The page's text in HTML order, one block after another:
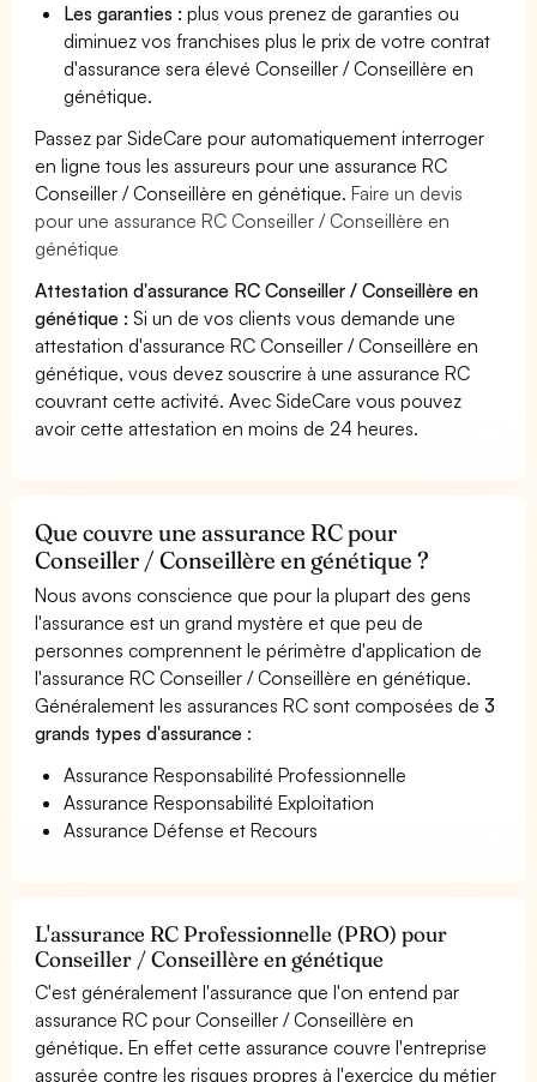
Les garanties :plus vous prenez de garanties ou
diminuez vos franchises plus le prix de votre contrat
d'assurance sera élevé Conseiller / Conseillère en
génétique.
Passez par SideCare pour automatiquement interroger
en ligne tous les assureurs pour une assurance RC
Conseiller / Conseillère en génétique.Faire un devis
pour une assurance RC Conseiller / Conseillère en
génétique
Attestation d'assurance RC Conseiller / Conseillère en
génétique : Si un de vos clients vous demande une
attestation d'assurance RC Conseiller / Conseillère en
génétique, vous devez souscrire à une assurance RC
couvrant cette activité. Avec SideCare vous pouvez
avoir cette attestation en moins de 24 heures.
Que couvre une assurance RC pour
Conseiller / Conseillère en génétique ?
Nous avons conscience que pour la plupart des gens
l'assurance est un grand mystère et que peu de
personnes comprennent le périmètre d'application de
l'assurance RC Conseiller / Conseillère en génétique.
Généralement les assurances RC sont composées de3
grands types d'assurance :
Assurance Responsabilité Professionnelle
Assurance Responsabilité Exploitation
Assurance Défense et Recours
L'assurance RC Professionnelle (PRO) pour
Conseiller / Conseillère en génétique
C'est généralement l'assurance que l'on entend par
assurance RC pour Conseiller / Conseillère en
génétique. En effet cette assurance couvre l'entreprise
assurée contre les risques propres à l'exercice du métier